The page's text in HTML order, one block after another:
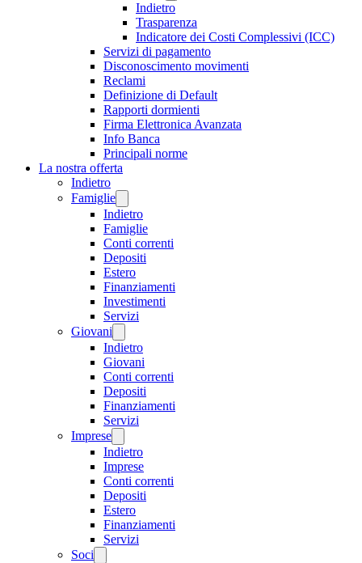
Indietro
Trasparenza
Indicatore dei Costi Complessivi (ICC)
Servizi di pagamento
Disconoscimento movimenti
Reclami
Definizione di Default
Rapporti dormienti
Firma Elettronica Avanzata
Info Banca
Principali norme
La nostra offerta
Indietro
Famiglie
Indietro
Famiglie
Conti correnti
Depositi
Estero
Finanziamenti
Investimenti
Servizi
Giovani
Indietro
Giovani
Conti correnti
Depositi
Finanziamenti
Servizi
Imprese
Indietro
Imprese
Conti correnti
Depositi
Estero
Finanziamenti
Servizi
Soci